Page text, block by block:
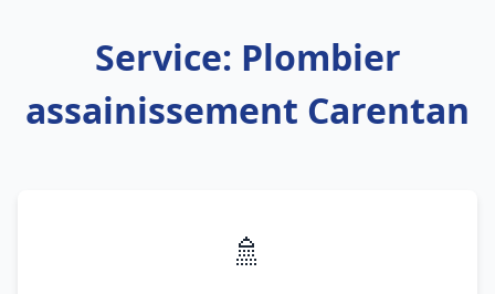
Service: Plombier
assainissement Carentan
🚿